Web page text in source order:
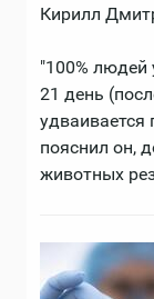
Кирилл
"100% людей
21 день
удваивается
пояснил он,
животных